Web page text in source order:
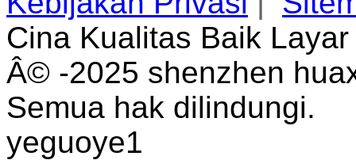
Cina Kualitas Baik
Â© -2025 shenzhen
Semua hak dilindungi.
yeguoye1